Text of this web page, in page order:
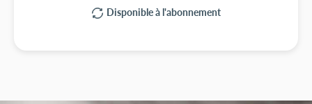
Disponible à l'abonnement